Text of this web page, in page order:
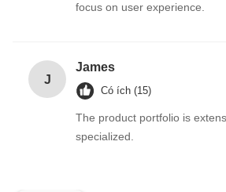
focus on user experience.
J
James
Có ích (15)
The product portfolio is
specialized.